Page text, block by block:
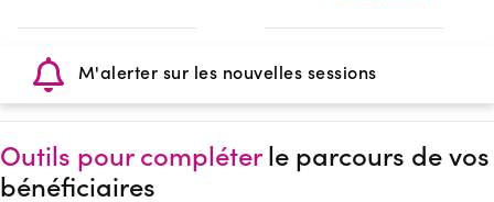
M'alerter sur les nouvelles sessions
Outils pour compléterle parcours de vos
bénéficiaires